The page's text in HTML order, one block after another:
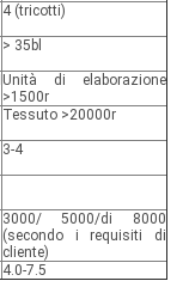
4 (tricotti)
> 35bl
Unità di elaborazione
>1500r
Tessuto >20000r
3-4
3000/ 5000/di 8000
(secondo i requisiti di
cliente)
4.0-7.5